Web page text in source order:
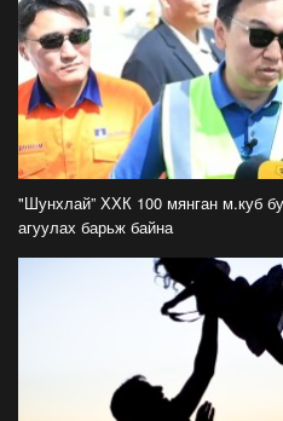
нээдэг,
хаана
2026-07-21
ФОТО:
2026-07-21
"Улсын
илрээгүй,
гэх имэйл
2026-07-21
Засгийн
"Шунхлай” ХХК 100 мянган м.куб
агуулах барьж байна